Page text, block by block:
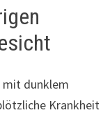
mit dunklem
Krankheit